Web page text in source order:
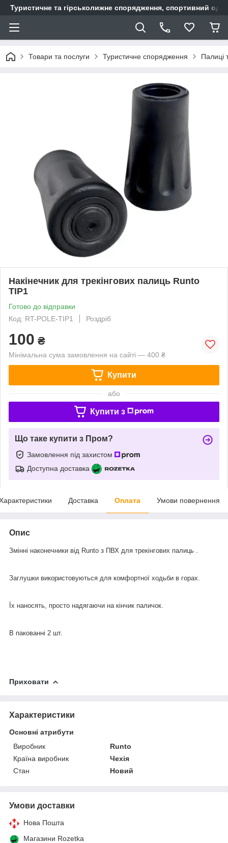
Туристичне та гірськолижне спорядження, спортивний
Товари та послуги Туристичне спорядження Палиці
Накінечник для трекінгових палиць Runto
TIP1
Готово до відправки
Код: RT-POLE-TIP1
Роздріб
100 ₴
Мінімальна сума замовлення на сайті — 400 ₴
Купити
або
Купити з
Що таке купити з Пром?
Замовлення під захистом
Доступна доставка
Доставка Оплата Умови повернення
Опис
Змінні наконечники від Runto з ПВХ для трекінгових палиць .
Заглушки використовуються для комфортної ходьби в горах.
Їх наносять, просто надягаючи на кінчик паличок.
В пакованні 2 шт.
Приховати
Характеристики
Основні атрибути
Виробник
Runto
Країна виробник
Чехія
Стан
Новий
Умови доставки
Нова Пошта
Магазини Rozetka